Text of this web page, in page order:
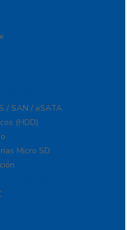
/ SAN / eSATA
(HDD)
Micro SD
/ Hosting